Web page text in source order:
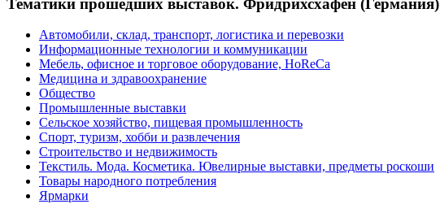
Автомобили, склад, транспорт, логистика и перевозки
Информационные технологии и коммуникации
Мебель, офисное и торговое оборудование, HoReCa
Медицина и здравоохранение
Общество
Промышленные выставки
Сельское хозяйство, пищевая промышленность
Спорт, туризм, хобби и развлечения
Строительство и недвижимость
Текстиль. Мода. Косметика. Ювелирные выставки, предметы роскоши
Товары народного потребления
Ярмарки